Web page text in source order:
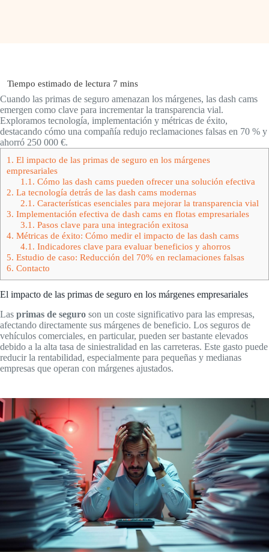
Cuando las primas de seguro amenazan los márgenes, las dash cams
emergen como clave para incrementar la transparencia vial.
Exploramos tecnología, implementación y métricas de éxito,
destacando cómo una compañía redujo reclamaciones falsas en 70 % y
ahorró 250 000 €.
1. El impacto de las primas de seguro en los márgenes
empresariales
1.1. Cómo las dash cams pueden ofrecer una solución efectiva
2. La tecnología detrás de las dash cams modernas
2.1. Características esenciales para mejorar la transparencia vial
3. Implementación efectiva de dash cams en flotas empresariales
3.1. Pasos clave para una integración exitosa
4. Métricas de éxito: Cómo medir el impacto de las dash cams
4.1. Indicadores clave para evaluar beneficios y ahorros
5. Estudio de caso: Reducción del 70% en reclamaciones falsas
6. Contacto
El impacto de las primas de seguro en los márgenes empresariales
Las primas de seguro son un coste significativo para las empresas,
afectando directamente sus márgenes de beneficio. Los seguros de
vehículos comerciales, en particular, pueden ser bastante elevados
debido a la alta tasa de siniestralidad en las carreteras. Este gasto puede
reducir la rentabilidad, especialmente para pequeñas y medianas
empresas que operan con márgenes ajustados.